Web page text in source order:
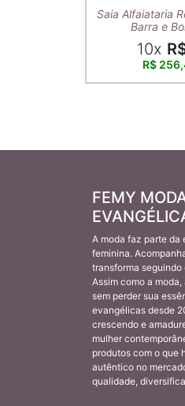
Saia Alfaiataria
Barra e
10x
R$
FEMY
A moda faz parte da
feminina.
transforma seguindo
Assim como a moda,
sem perder sua
evangélicas desde
crescendo e
mulher
produtos com o que
autêntico no
qualidade,